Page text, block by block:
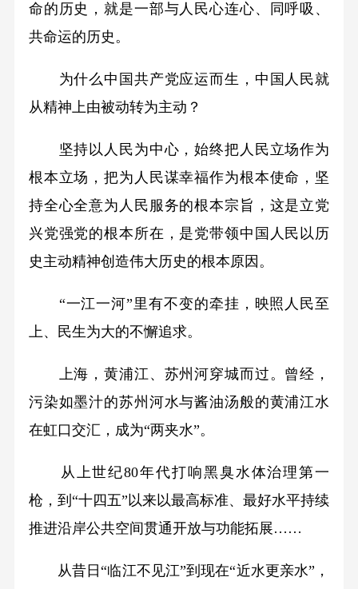
命的历史，就是一部与人民心连心、同呼吸、
共命运的历史。
为什么中国共产党应运而生，中国人民就
从精神上由被动转为主动？
坚持以人民为中心，始终把人民立场作为
根本立场，把为人民谋幸福作为根本使命，坚
持全心全意为人民服务的根本宗旨，这是立党
兴党强党的根本所在，是党带领中国人民以历
史主动精神创造伟大历史的根本原因。
“一江一河”里有不变的牵挂，映照人民至
上、民生为大的不懈追求。
上海，黄浦江、苏州河穿城而过。曾经，
污染如墨汁的苏州河水与酱油汤般的黄浦江水
在虹口交汇，成为“两夹水”。
从上世纪80年代打响黑臭水体治理第一
枪，到“十四五”以来以最高标准、最好水平持续
推进沿岸公共空间贯通开放与功能拓展……
从昔日“临江不见江”到现在“近水更亲水”，